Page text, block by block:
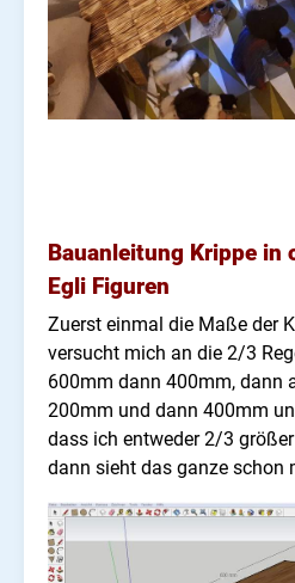
Bauanleitung Krippe in
Egli Figuren
Zuerst einmal die Maße der
versucht mich an die 2/3
600mm dann 400mm, dann
200mm und dann 400mm
dass ich entweder 2/3
dann sieht das ganze schon